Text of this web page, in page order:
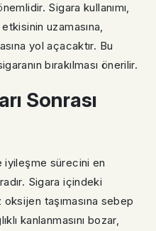
Sigara kullanımı,
uzamasına,
yol açacaktır. Bu
bırakılması önerilir.
Sonrası
iyileşme sürecini en
Sigara içindeki
taşımasına sebep
kanlanmasını bozar,